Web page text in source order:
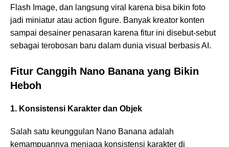
Flash Image, dan langsung viral karena bisa bikin foto
jadi miniatur atau action figure. Banyak kreator konten
sampai desainer penasaran karena fitur ini disebut-sebut
sebagai terobosan baru dalam dunia visual berbasis AI.
Fitur Canggih Nano Banana yang Bikin
Heboh
1. Konsistensi Karakter dan Objek
Salah satu keunggulan Nano Banana adalah
kemampuannya menjaga konsistensi karakter di